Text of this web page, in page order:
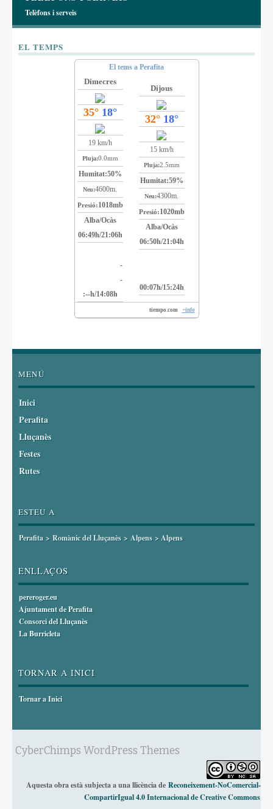
Telèfons i serveis
EL TEMPS
El tems a Perafita
Dimecres
35° 18°
19 km/h
Pluja:0.0mm
Humitat:50%
Neu:4600m.
Presió:1018mb
Alba/Ocàs
06:49h/21:06h
-
-
:--h/14:08h
Dijous
32° 18°
15 km/h
Pluja:2.5mm
Humitat:59%
Neu:4300m.
Presió:1020mb
Alba/Ocàs
06:50h/21:04h
00:07h/15:24h
tiempo.com +info
MENÚ
Inici
Perafita
Lluçanès
Festes
Rutes
ESTEU A
Perafita > Romànic del Lluçanès > Alpens > Alpens
ENLLAÇOS
pereroger.eu
Ajuntament de Perafita
Consorci del Lluçanès
La Burricleta
TORNAR A INICI
Tornar a Inici
CyberChimps WordPress Themes
Aquesta obra està subjecta a una llicència de Reconeixement-NoComercial-
CompartirIgual 4.0 Internacional de Creative Commons